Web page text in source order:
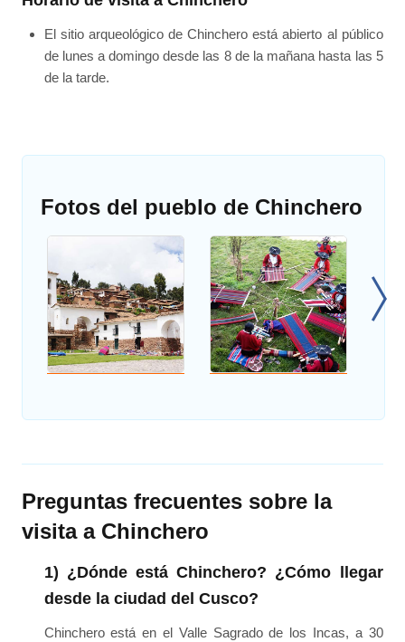
El sitio arqueológico de Chinchero está abierto al público
de lunes a domingo desde las 8 de la mañana hasta las 5
de la tarde.
Fotos del pueblo de Chinchero
Preguntas frecuentes sobre la
visita a Chinchero
1) ¿Dónde está Chinchero? ¿Cómo llegar
desde la ciudad del Cusco?
Chinchero está en el Valle Sagrado de los Incas, a 30